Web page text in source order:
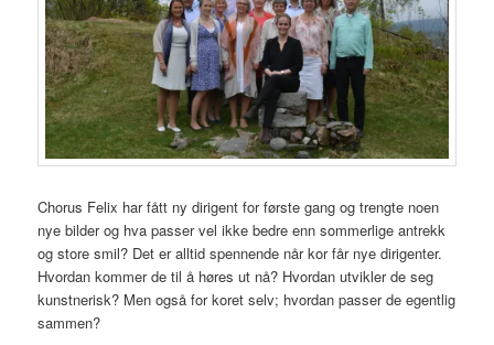
Chorus Felix har fått ny dirigent for første gang og trengte noen
nye bilder og hva passer vel ikke bedre enn sommerlige antrekk
og store smil? Det er alltid spennende når kor får nye dirigenter.
Hvordan kommer de til å høres ut nå? Hvordan utvikler de seg
kunstnerisk? Men også for koret selv; hvordan passer de egentlig
sammen?